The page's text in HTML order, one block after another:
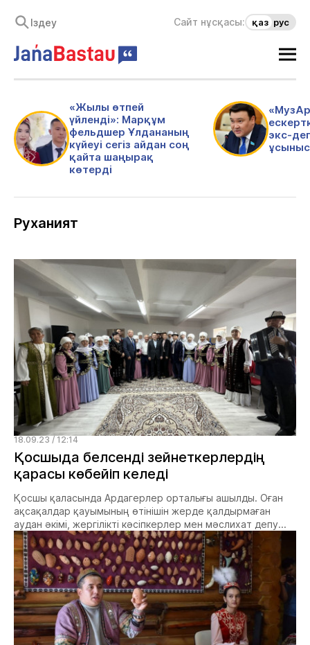
Сайт нұсқасы: қаз рус
«Жылы өтпей
үйленді»: Марқұм
фельдшер Ұлдананың
күйеуі сегіз айдан соң
қайта шаңырақ
көтерді
экс-
Руханият
18.09.23 / 12:14
Қосшыда белсенді зейнеткерлердің
қарасы көбейіп келеді
Қосшы қаласында Ардагерлер орталығы ашылды. Оған
ақсақалдар қауымының өтінішін жерде қалдырмаған
аудан әкімі, жергілікті кәсіпкерлер мен мәслихат депу...